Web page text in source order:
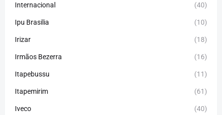
Internacional (40)
Ipu Brasilia (10)
Irizar (18)
Irmãos Bezerra (16)
Itapebussu (11)
Itapemirim (61)
Iveco (40)